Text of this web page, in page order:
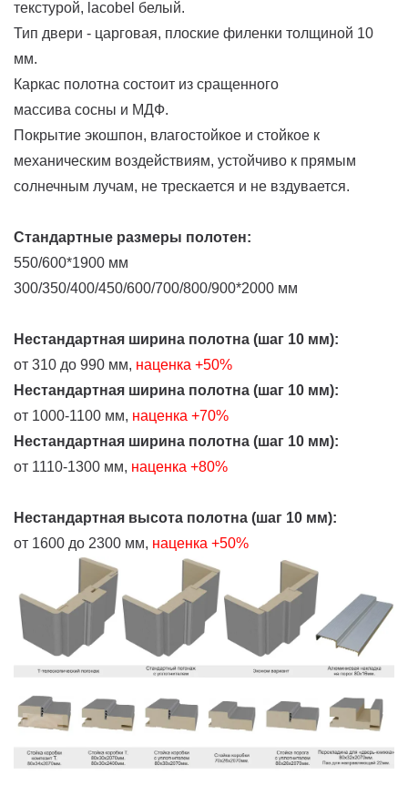
текстурой, lacobel белый.
Тип двери - царговая, плоские филенки толщиной 10
мм.
Каркас полотна состоит из сращенного
массива сосны и МДФ.
Покрытие экошпон, влагостойкое и стойкое к
механическим воздействиям, устойчиво к прямым
солнечным лучам, не трескается и не вздувается.
Стандартные размеры полотен:
550/600*1900 мм
300/350/400/450/600/700/800/900*2000 мм
Нестандартная ширина полотна (шаг 10 мм):
от 310 до 990 мм, наценка +50%
Нестандартная ширина полотна (шаг 10 мм):
от 1000-1100 мм, наценка +70%
Нестандартная ширина полотна (шаг 10 мм):
от 1110-1300 мм, наценка +80%
Нестандартная высота полотна (шаг 10 мм):
от 1600 до 2300 мм, наценка +50%